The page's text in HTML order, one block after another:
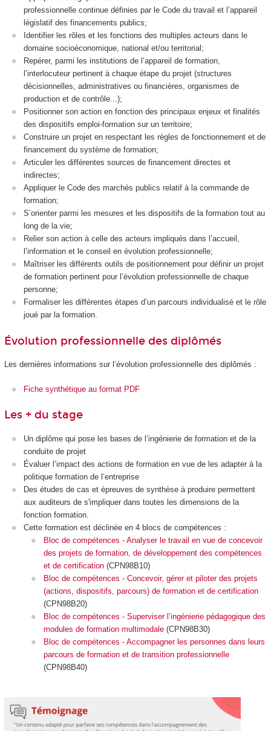
professionnelle continue définies par le Code du travail et l’appareil
législatif des financements publics;
Identifier les rôles et les fonctions des multiples acteurs dans le
domaine socioéconomique, national et/ou territorial;
Repérer, parmi les institutions de l’appareil de formation,
l’interlocuteur pertinent à chaque étape du projet (structures
décisionnelles, administratives ou financières, organismes de
production et de contrôle...);
Positionner son action en fonction des principaux enjeux et finalités
des dispositifs emploi-formation sur un territoire;
Construire un projet en respectant les règles de fonctionnement et de
financement du système de formation;
Articuler les différentes sources de financement directes et
indirectes;
Appliquer le Code des marchés publics relatif à la commande de
formation;
S’orienter parmi les mesures et les dispositifs de la formation tout au
long de la vie;
Relier son action à celle des acteurs impliqués dans l’accueil,
l’information et le conseil en évolution professionnelle;
Maîtriser les différents outils de positionnement pour définir un projet
de formation pertinent pour l’évolution professionnelle de chaque
personne;
Formaliser les différentes étapes d’un parcours individualisé et le rôle
joué par la formation.
Évolution professionnelle des diplômés
Les dernières informations sur l’évolution professionnelle des diplômés :
Fiche synthétique au format PDF
Les + du stage
Un diplôme qui pose les bases de l’ingénierie de formation et de la
conduite de projet
Évaluer l’impact des actions de formation en vue de les adapter à la
politique formation de l’entreprise
Des études de cas et épreuves de synthèse à produire permettent
aux auditeurs de s'impliquer dans toutes les dimensions de la
fonction formation.
Cette formation est déclinée en 4 blocs de compétences :
Bloc de compétences - Analyser le travail en vue de concevoir
des projets de formation, de développement des compétences
et de certification(CPN98B10)
Bloc de compétences - Concevoir, gérer et piloter des projets
(actions, dispositifs, parcours) de formation et de certification
(CPN98B20)
Bloc de compétences - Superviser l’ingénierie pédagogique des
modules de formation multimodale(CPN98B30)
Bloc de compétences - Accompagner les personnes dans leurs
parcours de formation et de transition professionnelle
(CPN98B40)